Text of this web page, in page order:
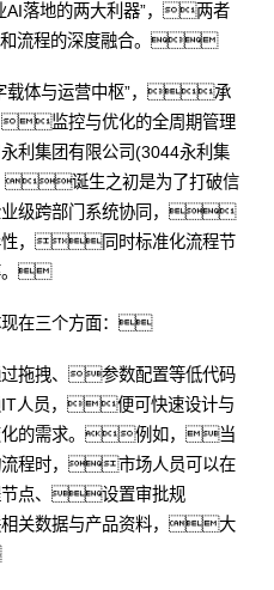
AI落地的两大利器”，两者
流程的深度融合。
载体与运营中枢”，承
监控与优化的全周期管理
集团有限公司(3044永利集
诞生之初是为了打破信
级跨部门系统协同，
性，同时标准化流程节
。
在三个方面：
拖拽、参数配置等低代码
人员，便可快速设计与
化的需求。例如，当
流程时，市场人员可以在
节点、设置审批规
关数据与产品资料，大